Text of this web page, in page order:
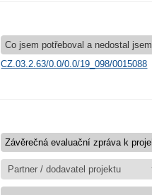
Co jsem potřeboval a nedostal jsem
CZ.03.2.63/0.0/0.0/19_098/0015088